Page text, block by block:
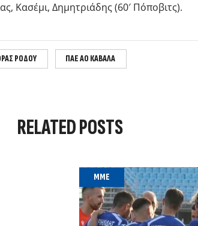
Κασέμι, Δημητριάδης (60′ Πόποβιτς).
ΡΟΔΟΥ ΠΑΕ ΑΟ ΚΑΒΑΛΑ
RELATEDPOSTS
MME